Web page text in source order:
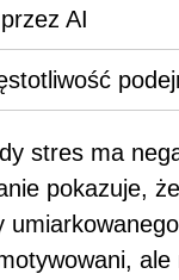
AI
stres ma
pokazuje,
ale